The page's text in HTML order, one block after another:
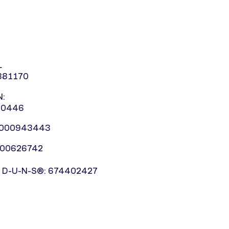
D-U-N-S®: 674402427